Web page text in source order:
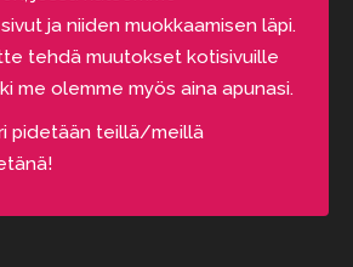
ja niiden muokkaamisen läpi.
tehdä muutokset kotisivuille
me olemme myös aina apunasi.
pidetään teillä/meillä